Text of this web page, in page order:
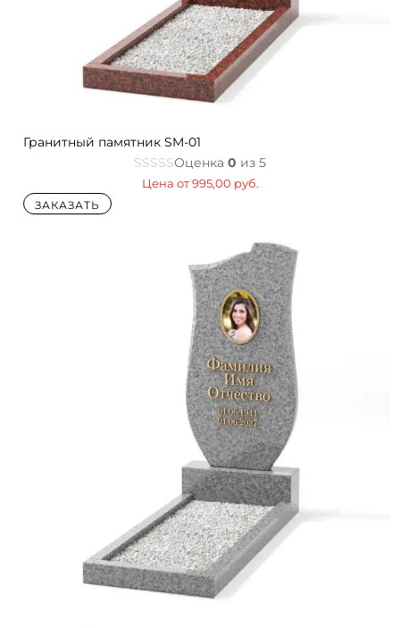
Гранитный памятник SM-01
Оценка 0 из 5
Цена от995,00 руб.
ЗАКАЗАТЬ